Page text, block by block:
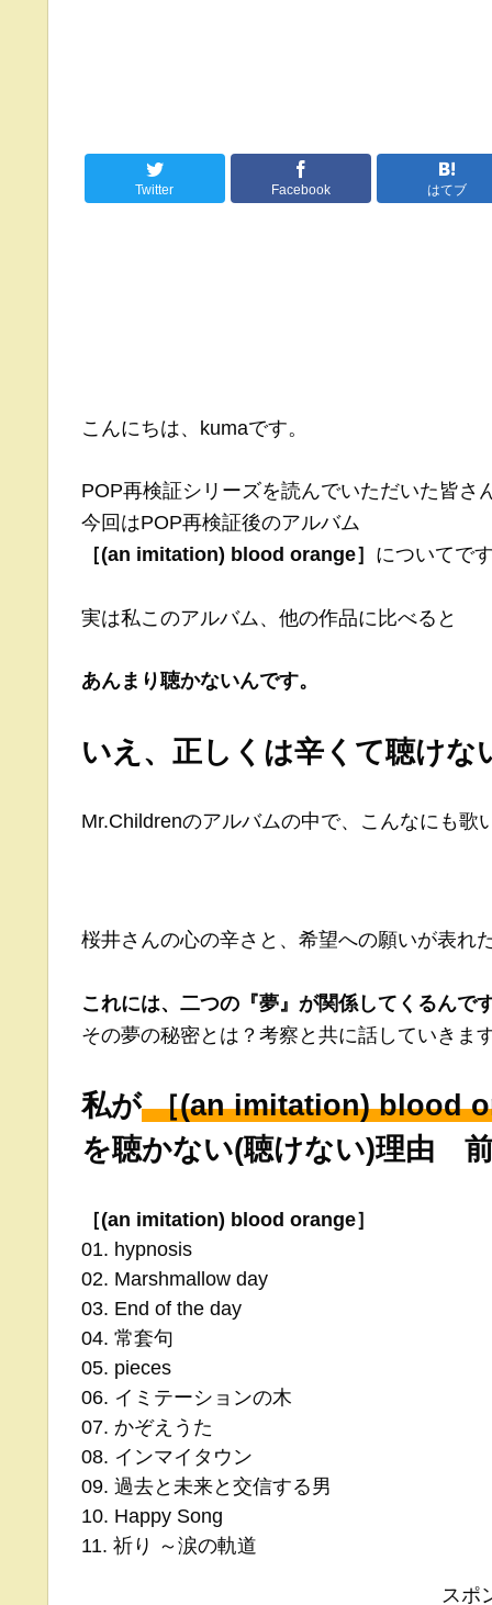
Twitter Facebook はてブ
こんにちは、kumaです。
POP再検証シリーズを読んでいただいた皆さ
今回はPOP再検証後のアルバム
［(an imitation) blood orange］ についてで
実は私このアルバム、他の作品に比べると
あんまり聴かないんです。
いえ、正しくは辛くて聴けな
Mr.Childrenのアルバムの中で、こんなにも
桜井さんの心の辛さと、希望への願いが表れ
これには、二つの『夢』が関係してくるんで
その夢の秘密とは？考察と共に話していきま
私が ［(an imitation) blood
を聴かない(聴けない)理由
［(an imitation) blood orange］
01. hypnosis
02. Marshmallow day
03. End of the day
04. 常套句
05. pieces
06. イミテーションの木
07. かぞえうた
08. インマイタウン
09. 過去と未来と交信する男
10. Happy Song
11. 祈り ～涙の軌道
スポ